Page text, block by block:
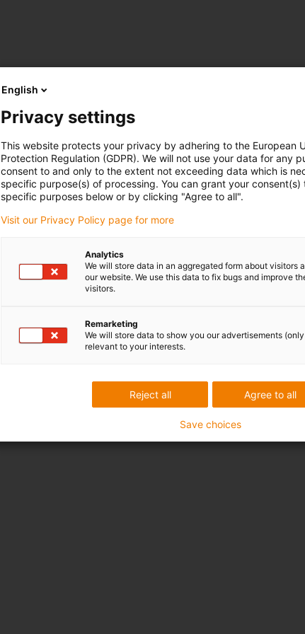
English
Privacy settings
This website protects your privacy by adhering to the European
Protection Regulation (GDPR). We will not use your data for any
consent to and only to the extent not exceeding data which is
specific purpose(s) of processing. You can grant your
specific purposes below or by clicking "Agree to all".
Visit our Privacy Policy page for more
Analytics
We will store data in an aggregated form about visitors
our website. We use this data to fix bugs and improve
visitors.
Remarketing
We will store data to show you our advertisements
relevant to your interests.
Agree to all
Reject all
Save choices